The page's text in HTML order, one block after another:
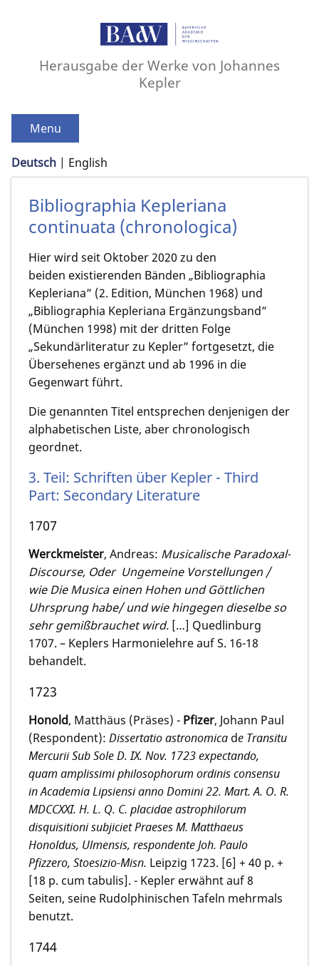
Herausgabe der Werke von Johannes
Kepler
Menu
Deutsch English
Bibliographia Kepleriana
continuata (chronologica)
Hier wird seit Oktober 2020 zu den
beiden existierenden Bänden „Bibliographia
Kepleriana” (2. Edition, München 1968) und
„Bibliographia Kepleriana Ergänzungsband”
(München 1998) mit der dritten Folge
„Sekundärliteratur zu Kepler” fortgesetzt, die
Übersehenes ergänzt und ab 1996 in die
Gegenwart führt.
Die genannten Titel entsprechen denjenigen der
alphabetischen Liste, aber chronologisch
geordnet.
3. Teil: Schriften über Kepler - Third
Part: Secondary Literature
1707
Werckmeister, Andreas: Musicalische Paradoxal-
Discourse, Oder Ungemeine Vorstellungen /
wie Die Musica einen Hohen und Göttlichen
Uhrsprung habe/ und wie hingegen dieselbe so
sehr gemißbrauchet wird. […] Quedlinburg
1707. – Keplers Harmonielehre auf S. 16-18
behandelt.
1723
Honold, Matthäus (Präses) - Pfizer, Johann Paul
(Respondent): Dissertatio astronomica de Transitu
Mercurii Sub Sole D. IX. Nov. 1723 expectando,
quam amplissimi philosophorum ordinis consensu
in Academia Lipsiensi anno Domini 22. Mart. A. O. R.
MDCCXXI. H. L. Q. C. placidae astrophilorum
disquisitioni subjiciet Praeses M. Matthaeus
Honoldus, Ulmensis, respondente Joh. Paulo
Pfizzero, Stoesizio-Misn. Leipzig 1723. [6] + 40 p. +
[18 p. cum tabulis]. - Kepler erwähnt auf 8
Seiten, seine Rudolphinischen Tafeln mehrmals
benutzt.
1744